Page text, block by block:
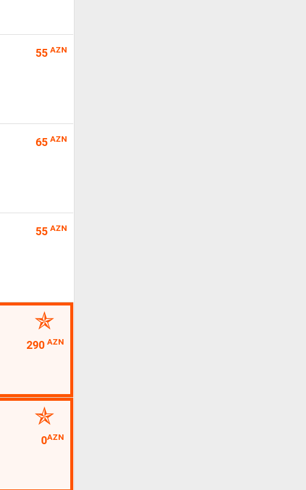
55 AZN
65 AZN
55 AZN
290 AZN
0AZN